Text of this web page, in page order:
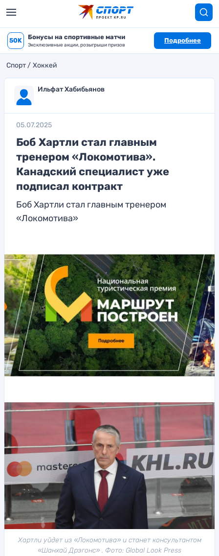
50K Бонусы на спортивные матчи
Эксклюзивные акции, розыгрыши призов
Подробнее
Спорт Хоккей
Ильфат Хабибьянов
05.07.2025
Боб Хартли стал главным
тренером «Локомотива».
Канадский специалист уже
подписал контракт
Боб Хартли стал главным тренером
«Локомотива»
Хартли уйдет из «Локомотива» и станет консультантом
«Шанхай Дрэгонс» . Фото: Global Look Press